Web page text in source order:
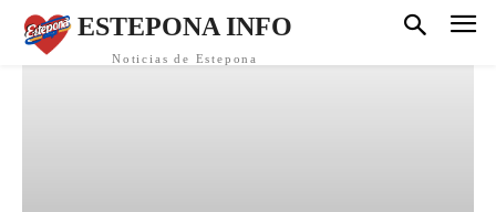
ESTEPONA INFO
Noticias de Estepona